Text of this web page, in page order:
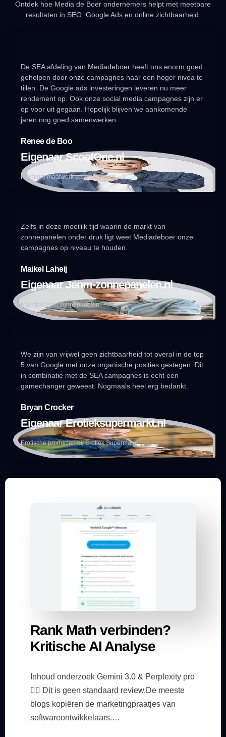
Ontdek hoe Media de Boer ondernemers helpt met meetbare
resultaten in SEO, Google Ads en online zichtbaarheid.
De SEA afdeling van Mediadeboer heeft ons enorm goed
geholpen door onze campagnes naar een hoger nivea te
tillen. De Google ads investeringen leveren nu meer
rendement op. Ook onze social media campagnes zijn er
op voor uit gegaan. Hopelijk blijven we aankomende
jaren nog goed samenwerken.
Renee de Boo
Eigenaar ScootOne.nl
Premium maatwerk scootmobielen
Zelfs in deze moeilijk tijd waarin de markt van
zonnepanelen onder druk ligt weet Mediadeboer onze
campagnes op niveau te houden.
Maikel Laheij
Eigenaar Jenm-zonnepanelen.nl
Marktleider in zonnepanelen
We zijn van vrijwel geen zichtbaarheid tot overal in de top
5 van Google met onze organische posities gestegen. Dit
in combinatie met de SEA campagnes is echt een
gamechanger geweest. Nogmaals heel erg bedankt.
Bryan Crocker
Eigenaar Erotieksupermarkt.nl
Erotische producten bij Erotiek Supermarkt
Rank Math verbinden?
Kritische AI Analyse
Inhoud onderzoek Gemini 3.0 & Perplexity pro
🕵️‍♂️ Dit is geen standaard review.De meeste
blogs kopiëren de marketingpraatjes van
softwareontwikkelaars.…